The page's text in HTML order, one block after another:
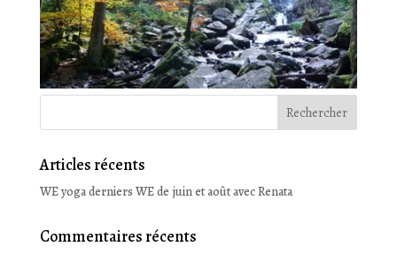
Articles récents
WE yoga derniers WE de juin et août avec Renata
Commentaires récents